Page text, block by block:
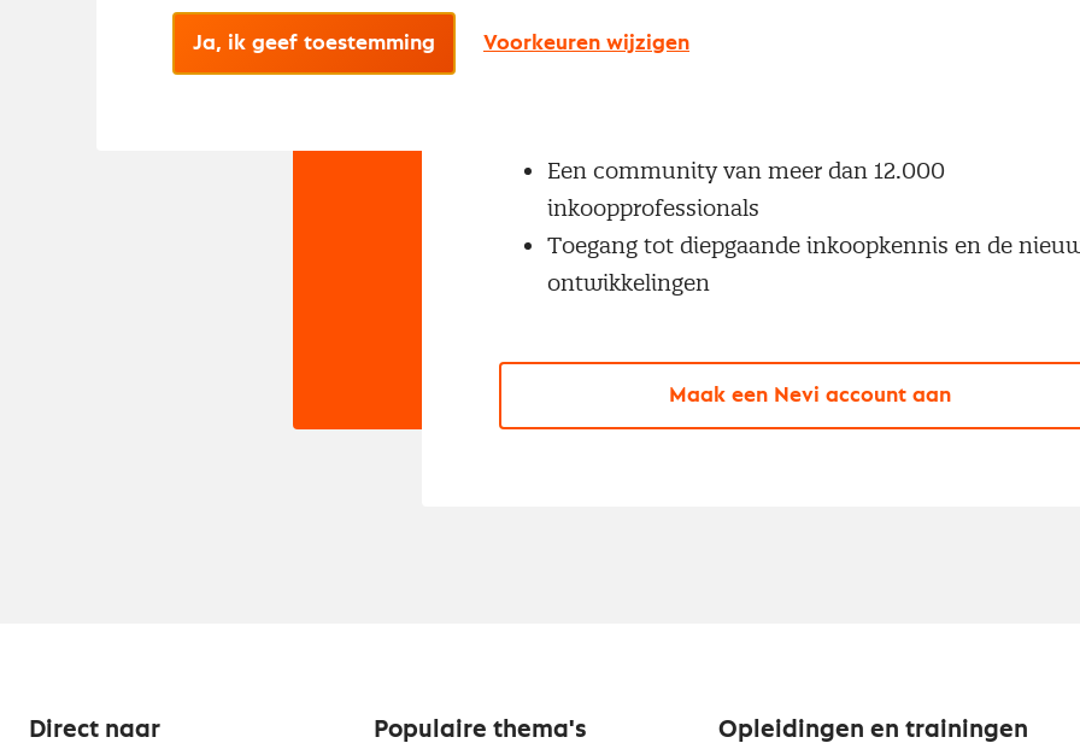
Met een Nevi account krijg je gratis toegang tot:
Een community van meer dan 12.000
inkoopprofessionals
Toegang tot diepgaande inkoopkennis en de
ontwikkelingen
Maak een Nevi account aan
Direct naar Populaire thema's Opleidingen en trainingen
Ja, ik geef toestemming Voorkeuren wijzigen